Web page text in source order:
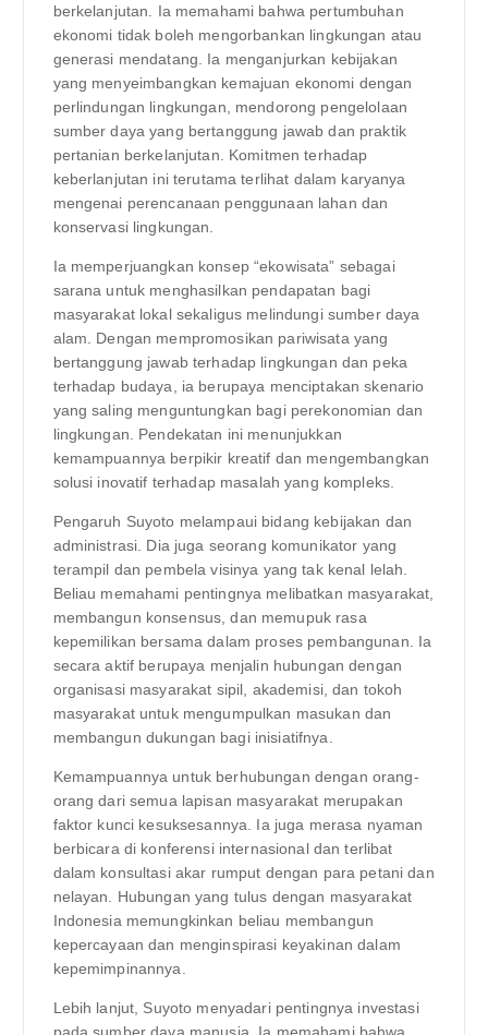
berkelanjutan. Ia memahami bahwa pertumbuhan
ekonomi tidak boleh mengorbankan lingkungan atau
generasi mendatang. Ia menganjurkan kebijakan
yang menyeimbangkan kemajuan ekonomi dengan
perlindungan lingkungan, mendorong pengelolaan
sumber daya yang bertanggung jawab dan praktik
pertanian berkelanjutan. Komitmen terhadap
keberlanjutan ini terutama terlihat dalam karyanya
mengenai perencanaan penggunaan lahan dan
konservasi lingkungan.
Ia memperjuangkan konsep “ekowisata” sebagai
sarana untuk menghasilkan pendapatan bagi
masyarakat lokal sekaligus melindungi sumber daya
alam. Dengan mempromosikan pariwisata yang
bertanggung jawab terhadap lingkungan dan peka
terhadap budaya, ia berupaya menciptakan skenario
yang saling menguntungkan bagi perekonomian dan
lingkungan. Pendekatan ini menunjukkan
kemampuannya berpikir kreatif dan mengembangkan
solusi inovatif terhadap masalah yang kompleks.
Pengaruh Suyoto melampaui bidang kebijakan dan
administrasi. Dia juga seorang komunikator yang
terampil dan pembela visinya yang tak kenal lelah.
Beliau memahami pentingnya melibatkan masyarakat,
membangun konsensus, dan memupuk rasa
kepemilikan bersama dalam proses pembangunan. Ia
secara aktif berupaya menjalin hubungan dengan
organisasi masyarakat sipil, akademisi, dan tokoh
masyarakat untuk mengumpulkan masukan dan
membangun dukungan bagi inisiatifnya.
Kemampuannya untuk berhubungan dengan orang-
orang dari semua lapisan masyarakat merupakan
faktor kunci kesuksesannya. Ia juga merasa nyaman
berbicara di konferensi internasional dan terlibat
dalam konsultasi akar rumput dengan para petani dan
nelayan. Hubungan yang tulus dengan masyarakat
Indonesia memungkinkan beliau membangun
kepercayaan dan menginspirasi keyakinan dalam
kepemimpinannya.
Lebih lanjut, Suyoto menyadari pentingnya investasi